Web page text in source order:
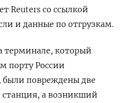
Reuters со ссылкой
и данные по отгрузкам.
терминале, который
порту России
повреждены две
станция, а возникший